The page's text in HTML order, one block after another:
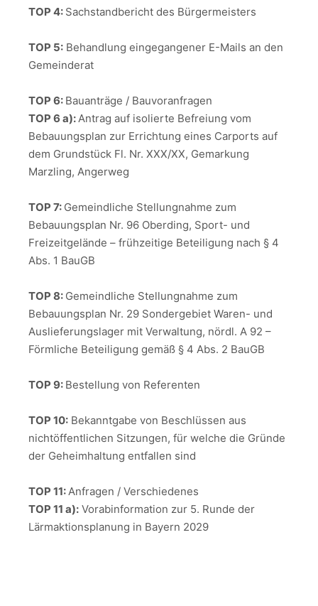
TOP 4: Sachstandbericht des Bürgermeisters
TOP 5: Behandlung eingegangener E-Mails an den
Gemeinderat
TOP 6: Bauanträge / Bauvoranfragen
TOP 6 a):Antrag auf isolierte Befreiung vom
Bebauungsplan zur Errichtung eines Carports auf
dem Grundstück Fl. Nr. XXX/XX, Gemarkung
Marzling, Angerweg
TOP 7: Gemeindliche Stellungnahme zum
Bebauungsplan Nr. 96 Oberding, Sport- und
Freizeitgelände – frühzeitige Beteiligung nach § 4
Abs. 1 BauGB
TOP 8: Gemeindliche Stellungnahme zum
Bebauungsplan Nr. 29 Sondergebiet Waren- und
Auslieferungslager mit Verwaltung, nördl. A 92 –
Förmliche Beteiligung gemäß § 4 Abs. 2 BauGB
TOP 9: Bestellung von Referenten
TOP 10: Bekanntgabe von Beschlüssen aus
nichtöffentlichen Sitzungen, für welche die Gründe
der Geheimhaltung entfallen sind
TOP 11:Anfragen / Verschiedenes
TOP 11 a): Vorabinformation zur 5. Runde der
Lärmaktionsplanung in Bayern 2029